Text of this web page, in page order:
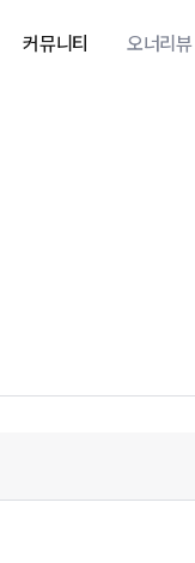
커뮤니티 오너리뷰